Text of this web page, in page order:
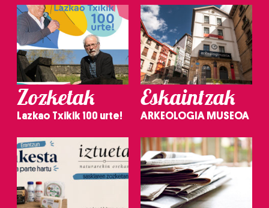
Zozketak
Lazkao Txikik 100 urte!
Eskaintzak
ARKEOLOGIA MUSEOA